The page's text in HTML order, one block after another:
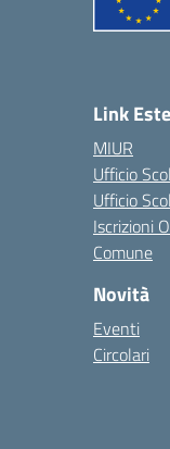
Link
MIUR
Ufficio
Ufficio
Iscrizioni
Comune
Novità
Eventi
Circolari